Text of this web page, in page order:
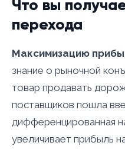
Что вы
перехода
Максимизацию
знание о рыночной
товар продавать
поставщиков пошла
дифференцированная
увеличивает прибыль